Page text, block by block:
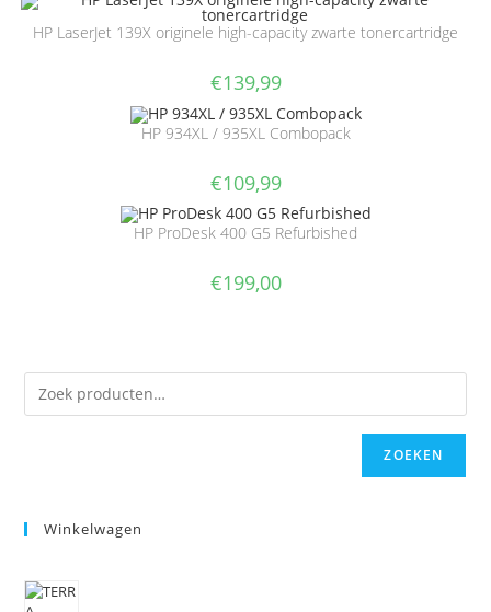
HP LaserJet 139X originele high-capacity zwarte tonercartridge
€139,99
HP 934XL / 935XL Combopack
€109,99
HP ProDesk 400 G5 Refurbished
€199,00
ZOEKEN
Winkelwagen